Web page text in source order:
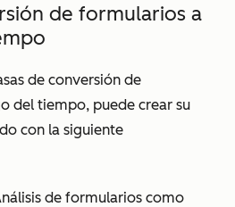
de formularios a
de conversión de
del tiempo, puede crear su
con la siguiente
de formularios como